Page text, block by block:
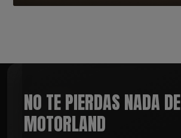
NO TE PIERDAS NADA DE
MOTORLAND